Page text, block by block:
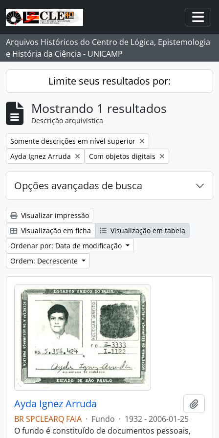
Skip to main content
Arquivos Históricos do Centro de Lógica, Epistemologia
e História da Ciência - UNICAMP
Limite seus resultados por:
Mostrando 1 resultados
Descrição arquivística
Remover filtro:
Somente descrições em nível superior
Remover filtro:
Ayda Ignez Arruda Remover filtro:
Com objetos digitais
Opções avançadas de busca
Visualizar impressão
Visualização em ficha
Visualização em tabela
Ordenar por: Data de modificação
Ordem: Decrescente
Ayda Ignez Arruda
BR SPCLEARQ FAIA · Fundo · 1932 - 2006-01-25
O fundo é constituído de documentos pessoais,